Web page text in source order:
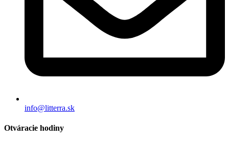
info@litterra.sk
Otváracie hodiny